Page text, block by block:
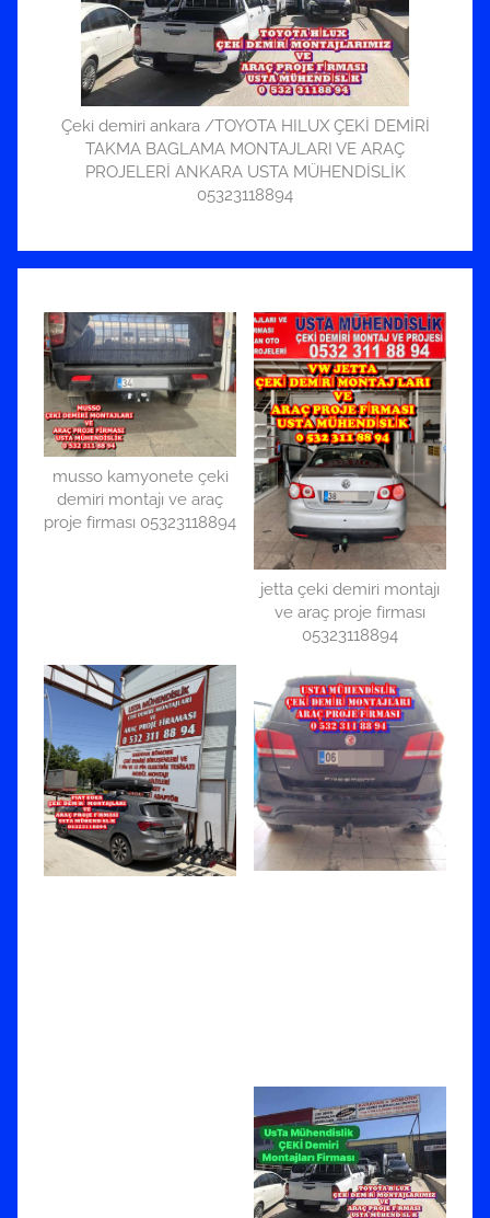
Çeki demiri ankara /TOYOTA HILUX ÇEKİ DEMİRİ
TAKMA BAGLAMA MONTAJLARI VE ARAÇ
PROJELERİ ANKARA USTA MÜHENDİSLİK
05323118894
musso kamyonete çeki
demiri montajı ve araç
proje firması 05323118894
jetta çeki demiri montajı
ve araç proje firması
05323118894